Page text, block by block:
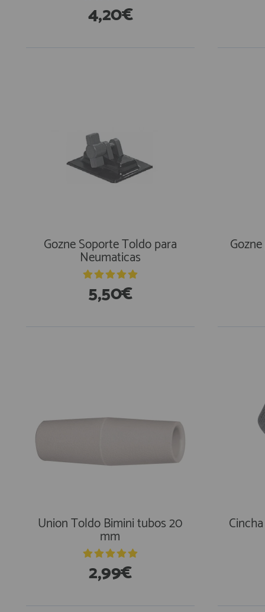
4,20€
Gozne Soporte Toldo para
Neumaticas
5,50€
Union Toldo Bimini tubos 20
mm
2,99€